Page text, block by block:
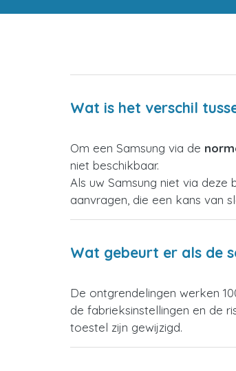
Wat is het verschil
Om een Samsung via de
niet beschikbaar.
Als uw Samsung niet via
aanvragen, die een kans van
Wat gebeurt er als de
De ontgrendelingen werken
de fabrieksinstellingen en de
toestel zijn gewijzigd.